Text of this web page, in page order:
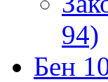
94)
Бен